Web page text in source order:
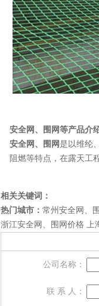
安全网、围网等产品介
安全网、围网 是以维纶
阻燃等特点，在露天工
相关关键词：
热门城市： 常州安全网、
浙江安全网、围网价格 上
公司名称：
联 系 人：